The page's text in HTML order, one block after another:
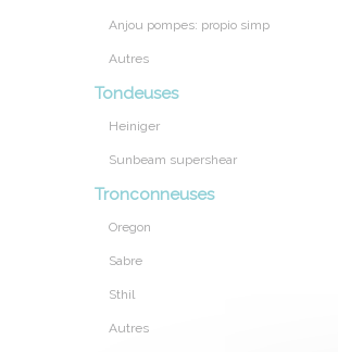
Anjou pompes: propio simp
Autres
Tondeuses
Heiniger
Sunbeam supershear
Tronconneuses
Oregon
Sabre
Sthil
Autres